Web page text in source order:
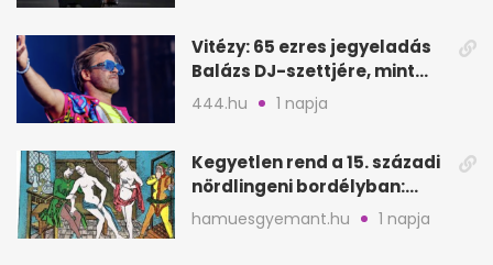
Vitézy: 65 ezres jegyeladás
Balázs DJ-szettjére, mint
metró nélküli Puskás-meccs
444.hu 1 napja
Kegyetlen rend a 15. századi
nördlingeni bordélyban:
verés, éheztetés
hamuesgyemant.hu 1 napja